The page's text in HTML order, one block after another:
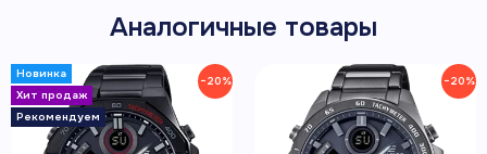
Аналогичные товары
−20% −20%